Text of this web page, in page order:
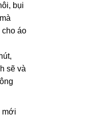
bụi
cho áo
sẽ và
mới